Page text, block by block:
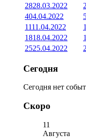
2828.03.2022
404.04.2022
1111.04.2022
1818.04.2022
2525.04.2022
Сегодня
Сегодня нет
Скоро
11
Августа